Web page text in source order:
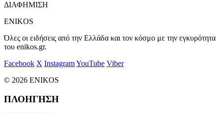
ΔΙΑΦΗΜΙΣΗ
ENIKOS
Όλες οι ειδήσεις από την Ελλάδα και τον κόσμο με την εγκυρότητα
του enikos.gr.
Facebook X InstagramYouTube Viber
© 2026 ENIKOS
ΠΛΟΗΓΗΣΗ